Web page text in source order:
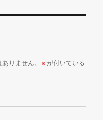
りません。 ※ が付いている